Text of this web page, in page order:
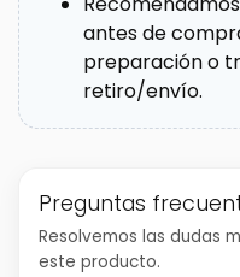
antes de
preparación o
retiro/envío.
Preguntas
Resolvemos las dudas
este producto.